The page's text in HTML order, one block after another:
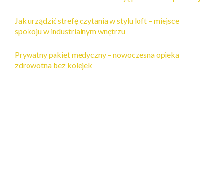
Jak urządzić strefę czytania w stylu loft – miejsce
spokoju w industrialnym wnętrzu
Prywatny pakiet medyczny – nowoczesna opieka
zdrowotna bez kolejek